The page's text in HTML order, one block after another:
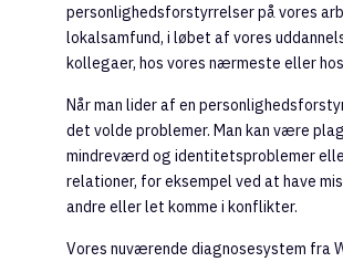
personlighedsforstyrrelser på vores
lokalsamfund, i løbet af vores
kollegaer, hos vores nærmeste eller
Når man lider af en
det volde problemer. Man kan være
mindreværd og identitetsproblemer
relationer, for eksempel ved at have
andre eller let komme i konflikter.
Vores nuværende diagnosesystem fra